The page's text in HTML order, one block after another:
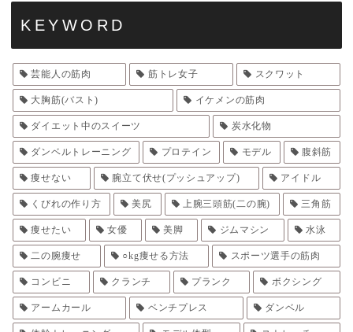
KEYWORD
芸能人の筋肉 筋トレ女子 スクワット
大胸筋(バスト) イケメンの筋肉
ダイエット中のスイーツ 炭水化物
ダンベルトレーニング プロテイン モデル 腹斜筋
痩せない 腕立て伏せ(プッシュアップ) アイドル
くびれの作り方 美尻 上腕三頭筋(二の腕) 三角筋
痩せたい 女優 美脚 ジムマシン 水泳
二の腕痩せ ○kg痩せる方法 スポーツ選手の筋肉
コンビニ クランチ プランク ボクシング
アームカール ベンチプレス ダンベル